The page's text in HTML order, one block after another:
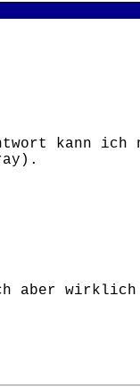
kann ich
aber